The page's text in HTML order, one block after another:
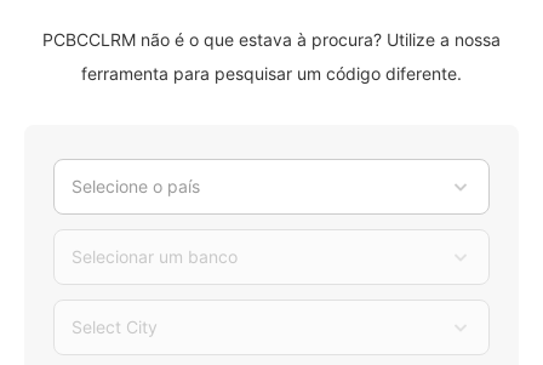
PCBCCLRM não é o que estava à procura? Utilize a nossa
ferramenta para pesquisar um código diferente.
Selecione o país
Selecionar um banco
Select City